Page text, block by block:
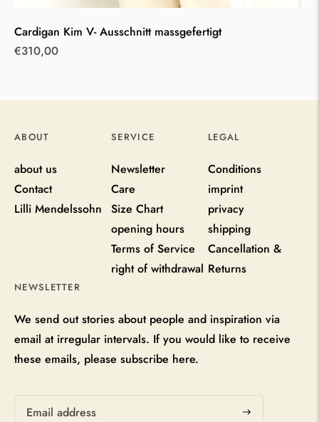
Cardigan Kim V- Ausschnitt massgefertigt
Regular
€310,00
ABOUT
about us
Contact
Lilli Mendelssohn
SERVICE
Newsletter
Care
Size Chart
opening hours
Terms of Service
right of withdrawal
LEGAL
Conditions
imprint
privacy
shipping
Cancellation &
Returns
NEWSLETTER
We send out stories about people and inspiration via
email at irregular intervals. If you would like to receive
these emails, please subscribe here.
Subscribe